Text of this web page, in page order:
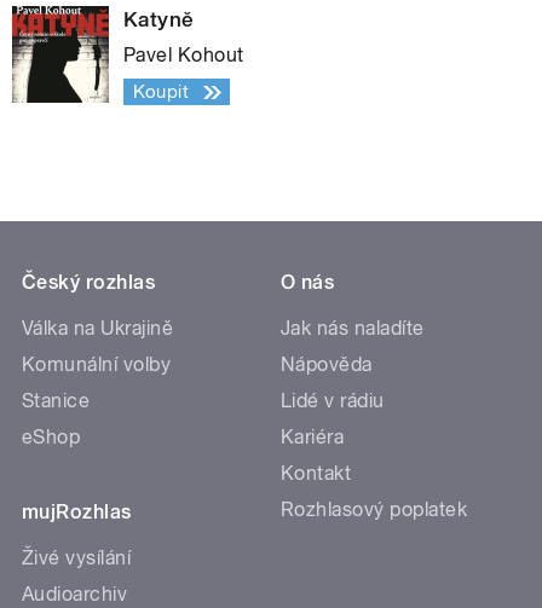
Katyně
Pavel Kohout
Koupit
Český rozhlas
Válka na Ukrajině
Komunální volby
Stanice
eShop
mujRozhlas
Živé vysílání
Audioarchiv
O nás
Jak nás naladíte
Nápověda
Lidé v rádiu
Kariéra
Kontakt
Rozhlasový poplatek